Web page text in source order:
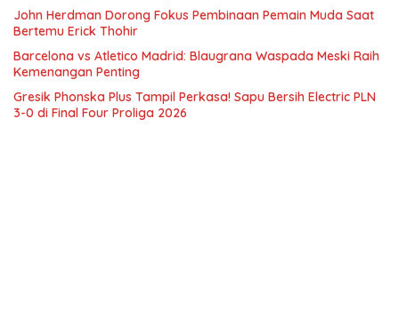
John Herdman Dorong Fokus Pembinaan Pemain Muda Saat
Bertemu Erick Thohir
Barcelona vs Atletico Madrid: Blaugrana Waspada Meski Raih
Kemenangan Penting
Gresik Phonska Plus Tampil Perkasa! Sapu Bersih Electric PLN
3-0 di Final Four Proliga 2026